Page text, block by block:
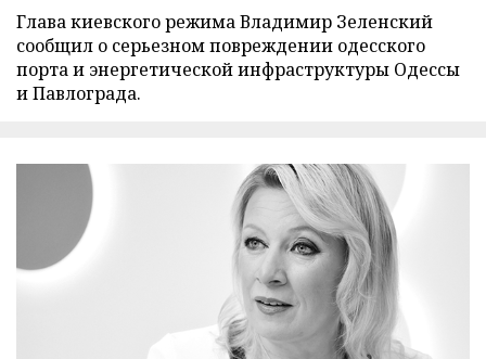
Глава киевского режима Владимир Зеленский
сообщил о серьезном повреждении одесского
порта и энергетической инфраструктуры Одессы
и Павлограда.